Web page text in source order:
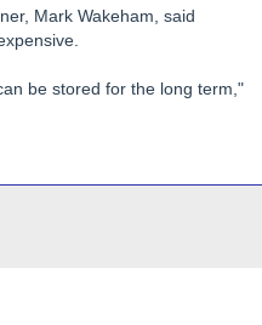
Mark Wakeham, said
be stored for the long term,"